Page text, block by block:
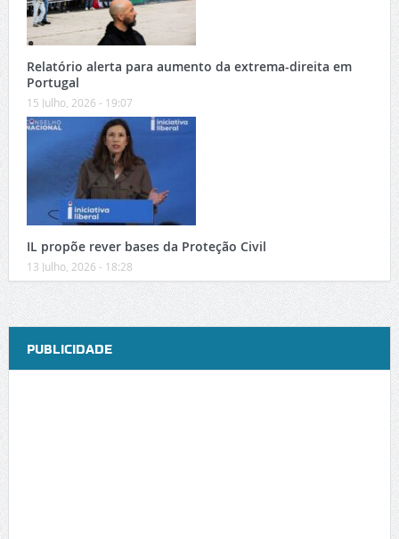
Relatório alerta para aumento da extrema-direita em
Portugal
15 Julho, 2026 - 19:07
IL propõe rever bases da Proteção Civil
13 Julho, 2026 - 18:28
PUBLICIDADE